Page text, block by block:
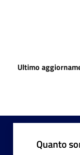
Ultimo
Quanto